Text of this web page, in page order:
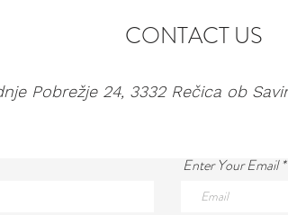
CONTACT US
Pobrežje 24, 3332 Rečica ob
Enter Your Email